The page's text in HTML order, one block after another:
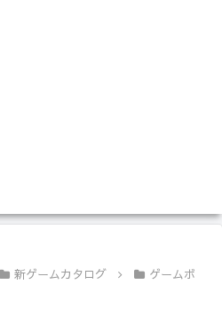
新ゲームカタログ
ゲームボ